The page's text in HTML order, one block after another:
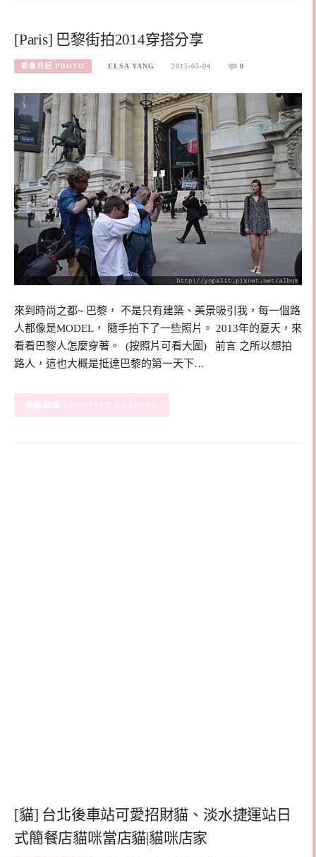
[Paris] 巴黎街拍2014穿搭分享
影像日記 PHOTO ELSA YANG 2015-05-04 0
來到時尚之都~ 巴黎， 不是只有建築、美景吸引我，每一個路
人都像是MODEL， 隨手拍下了一些照片。 2013年的夏天，來
看看巴黎人怎麼穿著。 (按照片可看大圖) 前言 之所以想拍
路人，這也大概是抵達巴黎的第一天下…
CONTINUE READING
[貓] 台北後車站可愛招財貓、淡水捷運站日
式簡餐店貓咪當店貓|貓咪店家